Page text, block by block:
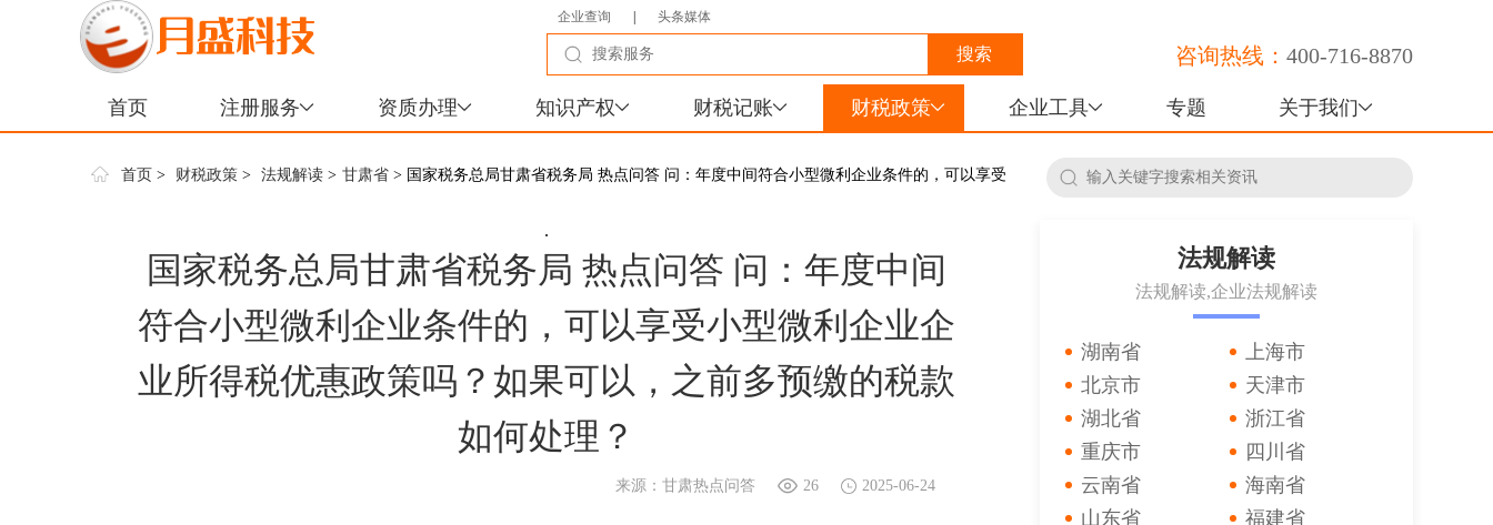
企业查询 头条媒体
咨询热线： 400-716-8870
首页 注册服务 资质办理 知识产权 财税记账 财税政策 企业工具 专题 关于我们
首页 > 财税政策 > 法规解读 > 甘肃省 > 国家税务总局甘肃省税务局 热点问答 问：年度中间符合小型微利企业条件的，可以享受
.
国家税务总局甘肃省税务局 热点问答 问：年度中间
符合小型微利企业条件的，可以享受小型微利企业企
业所得税优惠政策吗？如果可以，之前多预缴的税款
如何处理？
2025-06-24
26
来源：甘肃热点问答
法规解读
法规解读,企业法规解读
湖南省
上海市
北京市
天津市
湖北省
浙江省
重庆市
四川省
云南省
海南省
山东省
福建省